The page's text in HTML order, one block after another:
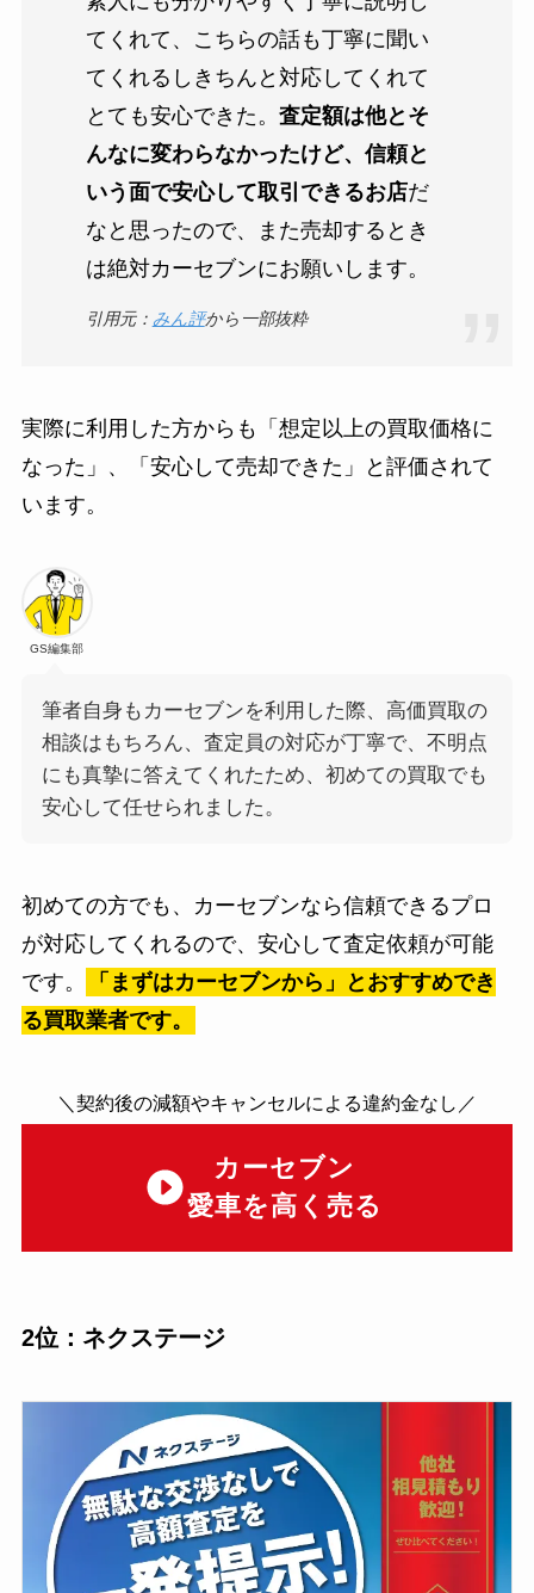
てくれて、こちらの話も丁寧に聞い
てくれるしきちんと対応してくれて
とても安心できた。 査定額は他とそ
んなに変わらなかったけど、信頼と
いう面で安心して取引できるお店だ
なと思ったので、また売却するとき
は絶対カーセブンにお願いします。
引用元： みん評から一部抜粋
実際に利用した方からも「想定以上の買取価格に
なった」、「安心して売却できた」と評価されて
います。
GS編集部
筆者自身もカーセブンを利用した際、高価買取の
相談はもちろん、査定員の対応が丁寧で、不明点
にも真摯に答えてくれたため、初めての買取でも
安心して任せられました。
初めての方でも、カーセブンなら信頼できるプロ
が対応してくれるので、安心して査定依頼が可能
です。
「まずはカーセブンから」とおすすめでき
る買取業者です。
＼契約後の減額やキャンセルによる違約金なし／
カーセブン
愛車を高く売る
2位：ネクステージ